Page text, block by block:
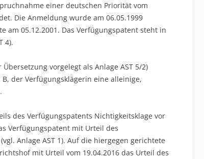
einer deutschen Priorität vom
Die Anmeldung wurde am 06.05.1999
am 05.12.2001. Das Verfügungspatent steht in
4).
vorgelegt als Anlage AST 5/2)
der Verfügungsklägerin eine alleinige,
des Verfügungspatents Nichtigkeitsklage vor
Verfügungspatent mit Urteil des
Anlage AST 1). Auf die hiergegen gerichtete
mit Urteil vom 19.04.2016 das Urteil des